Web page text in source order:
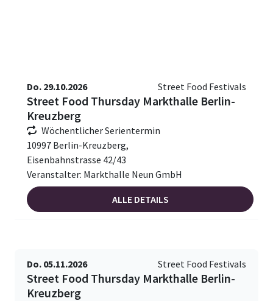
Do. 29.10.2026 Street Food Festivals
Street Food Thursday Markthalle Berlin-
Kreuzberg
Wöchentlicher Serientermin
10997 Berlin-Kreuzberg,
Eisenbahnstrasse 42/43
Veranstalter: Markthalle Neun GmbH
ALLE DETAILS
Do. 05.11.2026 Street Food Festivals
Street Food Thursday Markthalle Berlin-
Kreuzberg